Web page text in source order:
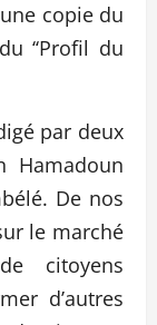
copie du
‘‘Profil du
par deux
Hamadoun
De nos
le marché
citoyens
d’autres